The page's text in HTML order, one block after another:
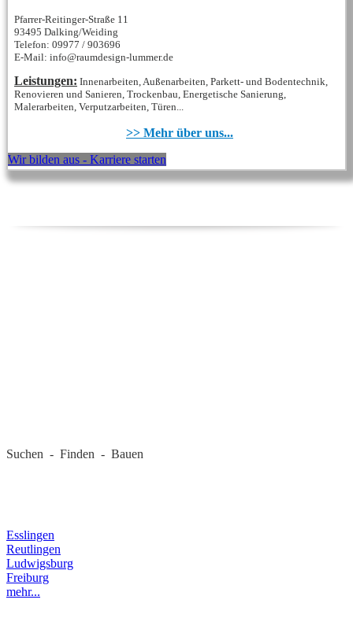
Pfarrer-Reitinger-Straße 11
93495 Dalking/Weiding
Telefon: 09977 / 903696
E-Mail: info@raumdesign-lummer.de
Leistungen: Innenarbeiten, Außenarbeiten, Parkett- und Bodentechnik,
Renovieren und Sanieren, Trockenbau, Energetische Sanierung,
Malerarbeiten, Verputzarbeiten, Türen...
>> Mehr über uns...
Wir bilden aus - Karriere starten
Suchen - Finden - Bauen
Esslingen
Reutlingen
Ludwigsburg
Freiburg
mehr...